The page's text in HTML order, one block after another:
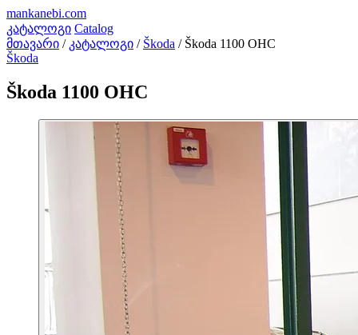
mankanebi.com
კატალოგი Catalog
მთავარი / კატალოგი / Škoda / Škoda 1100 OHC
Škoda
Škoda 1100 OHC